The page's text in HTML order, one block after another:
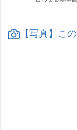
【写真】こ